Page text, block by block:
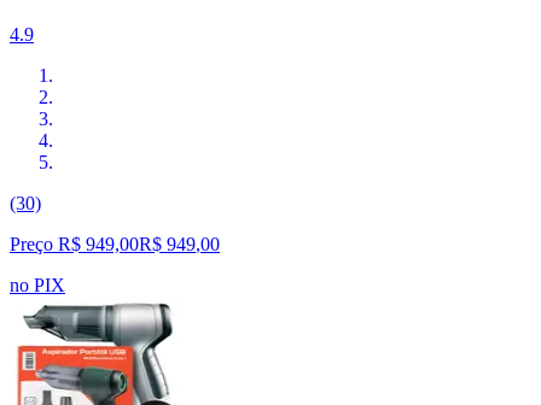
4.9
(30)
Preço R$ 949,00R$ 949,00
no PIX